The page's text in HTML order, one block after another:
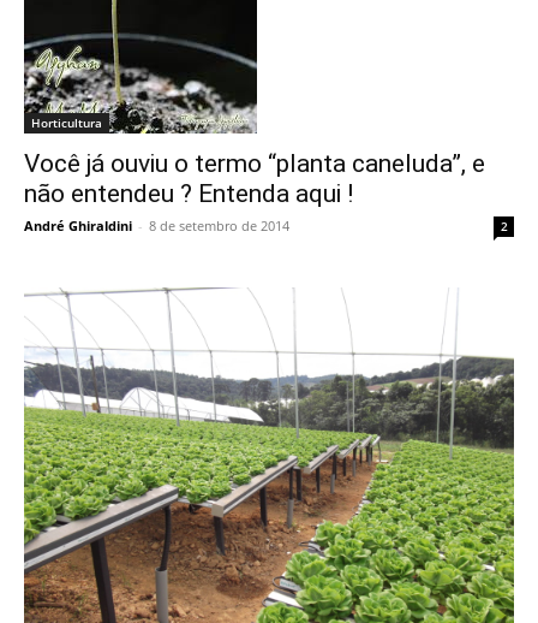
Horticultura
Você já ouviu o termo “planta caneluda”, e
não entendeu ? Entenda aqui !
André Ghiraldini - 8 de setembro de 2014 2